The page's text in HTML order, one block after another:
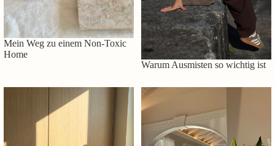
Mein Weg zu einem Non-Toxic
Home
Warum Ausmisten so wichtig ist